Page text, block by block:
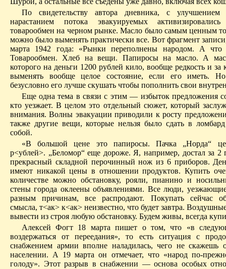
По свидетельству автора дневника, с
нарастанием потока эвакуируемых
товарообмен на черном рынке. Масло было самым ценным
можно было выменять практически все. Вот фрагмент
марта 1942 года: «Рынки переполнены народом. А что
Товарообмен. Хлеб на вещи. Папиросы на масло. А
которого на деньги 1200 рублей кило, вообще редкость и за
выменять вообще целое состояние, если его иметь.
безусловно его лучше скушать чтобы пополнить свои
Еще одна тема в связи с этим — избыток предложения
кто уезжает. В целом это отдельный сюжет, который
внимания. Волны эвакуации приводили к росту
также другие вещи, которые нельзя было сдать в
собой.
«В большой цене это папиросы. Пачка „Норда“
р<ублей>. „Беломор“ еще дороже. Я, например, достал за 2
прекрасный складной перочинный нож из 6 приборов.
имеют никакой цены в отношении продуктов. Купить
количестве можно обстановку, рояли, пианино и
стены города оклеены объявлениями. Все люди,
разным причинам, все распродают. Покупать сейчас
смысла, т<ак> к<ак> неизвестно, что будет завтра.
вывести из строя любую обстановку. Будем живы, всегда
Алексей Фогт 18 марта пишет о том, что «в
воздержаться от переедания», то есть ситуация с
снабжением армии вполне наладилась, чего не скажешь
населении. А 19 марта он отмечает, что «народ по-
голоду». Этот разрыв в снабжении — основа особых